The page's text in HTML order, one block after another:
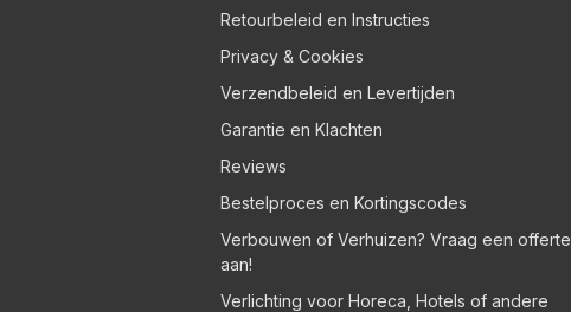
Retourbeleid en Instructies
Privacy & Cookies
Verzendbeleid en Levertijden
Garantie en Klachten
Reviews
Bestelproces en Kortingscodes
Verbouwen of Verhuizen? Vraag een offerte
aan!
Verlichting voor Horeca, Hotels of andere